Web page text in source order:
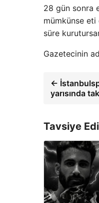
28 gün sonra
mümkünse
süre
Gazetecinin
←
yarısında
Tavsiye